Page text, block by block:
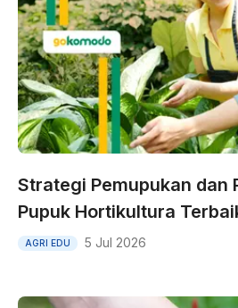
Strategi Pemupukan dan
Pupuk Hortikultura
AGRI EDU 5 Jul 2026